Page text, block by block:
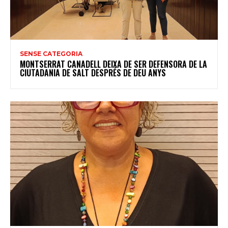
SENSE CATEGORIA
MONTSERRAT CANADELL DEIXA DE SER DEFENSORA DE LA
CIUTADANIA DE SALT DESPRÉS DE DEU ANYS